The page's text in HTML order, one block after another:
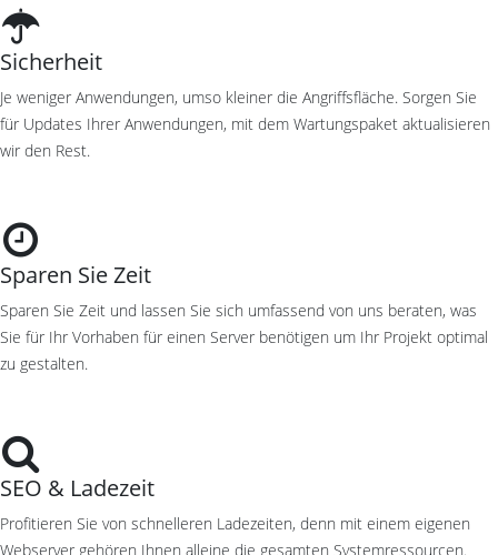
Sicherheit
Je weniger Anwendungen, umso kleiner die Angriffsfläche. Sorgen Sie
für Updates Ihrer Anwendungen, mit dem Wartungspaket aktualisieren
wir den Rest.
Sparen Sie Zeit
Sparen Sie Zeit und lassen Sie sich umfassend von uns beraten, was
Sie für Ihr Vorhaben für einen Server benötigen um Ihr Projekt optimal
zu gestalten.
SEO & Ladezeit
Profitieren Sie von schnelleren Ladezeiten, denn mit einem eigenen
Webserver gehören Ihnen alleine die gesamten Systemressourcen.